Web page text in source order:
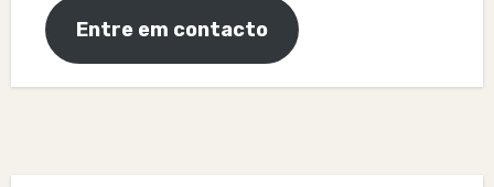
Entre em contacto